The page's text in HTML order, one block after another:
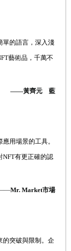
單的語言，深入淺
藝術品，千萬不
——黃齊元 藍
用場景的工具。
NFT有更正確的認
Mr. Market市場
的突破與限制。企